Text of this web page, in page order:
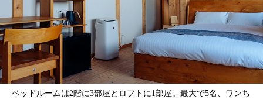
ベッドルームは2階に3部屋とロフトに1部屋。最大で5名、ワンち